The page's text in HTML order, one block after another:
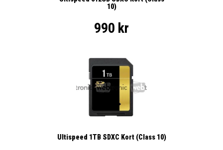
10)
990 kr
Ultispeed 1TB SDXC Kort (Class 10)